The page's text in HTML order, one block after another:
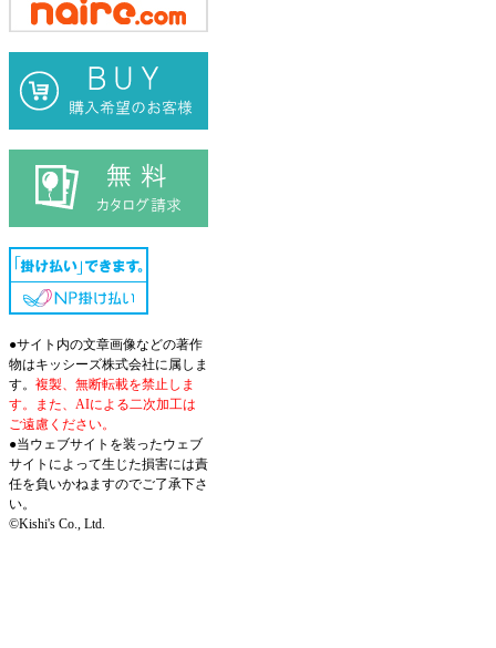
●サイト内の文章画像などの著作
物はキッシーズ株式会社に属しま
す。 複製、無断転載を禁止しま
す。また、AIによる二次加工は
ご遠慮ください。
●当ウェブサイトを装ったウェブ
サイトによって生じた損害には責
任を負いかねますのでご了承下さ
い。
©Kishi's Co., Ltd.